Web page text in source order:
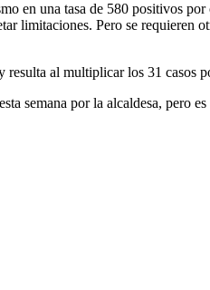
en una tasa de 580 positivos
limitaciones. Pero se requieren
resulta al multiplicar los 31
semana por la alcaldesa, pero